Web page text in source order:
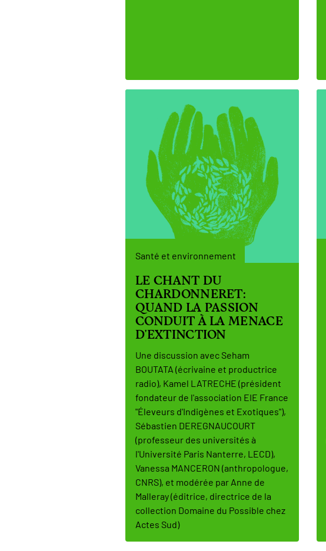
Santé et environnement
LE CHANT DU
CHARDONNERET:
QUAND LA PASSION
CONDUIT À LA MENACE
D'EXTINCTION
Une discussion avec Seham
BOUTATA (écrivaine et productrice
radio), Kamel LATRECHE (président
fondateur de l'association EIE France
"Éleveurs d'Indigènes et Exotiques"),
Sébastien DEREGNAUCOURT
(professeur des universités à
l'Université Paris Nanterre, LECD),
Vanessa MANCERON (anthropologue,
CNRS), et modérée par Anne de
Malleray (éditrice, directrice de la
collection Domaine du Possible chez
Actes Sud)